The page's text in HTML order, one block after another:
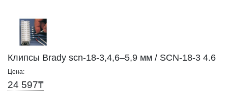
Клипсы Brady scn-18-3,4,6–5,9 мм / SCN-18-3 4.6
Цена:
24 597₸